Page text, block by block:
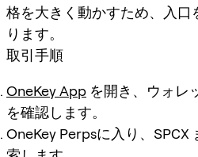
格を大きく動かすため、入口
ります。
取引手順
OneKey App を開き、ウォレ
を確認します。
OneKey Perpsに入り、 SPCX